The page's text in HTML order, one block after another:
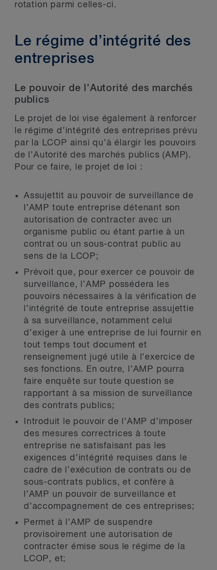
rotation parmi celles-ci.
Le régime d’intégrité des
entreprises
Le pouvoir de l’Autorité des marchés
publics
Le projet de loi vise également à renforcer
le régime d’intégrité des entreprises prévu
par la LCOP ainsi qu’à élargir les pouvoirs
de l’Autorité des marchés publics (AMP).
Pour ce faire, le projet de loi :
Assujettit au pouvoir de surveillance de
l’AMP toute entreprise détenant son
autorisation de contracter avec un
organisme public ou étant partie à un
contrat ou un sous-contrat public au
sens de la LCOP;
Prévoit que, pour exercer ce pouvoir de
surveillance, l’AMP possédera les
pouvoirs nécessaires à la vérification de
l’intégrité de toute entreprise assujettie
à sa surveillance, notamment celui
d’exiger à une entreprise de lui fournir en
tout temps tout document et
renseignement jugé utile à l’exercice de
ses fonctions. En outre, l’AMP pourra
faire enquête sur toute question se
rapportant à sa mission de surveillance
des contrats publics;
Introduit le pouvoir de l’AMP d’imposer
des mesures correctrices à toute
entreprise ne satisfaisant pas les
exigences d’intégrité requises dans le
cadre de l’exécution de contrats ou de
sous-contrats publics, et confère à
l’AMP un pouvoir de surveillance et
d’accompagnement de ces entreprises;
Permet à l’AMP de suspendre
provisoirement une autorisation de
contracter émise sous le régime de la
LCOP, et;